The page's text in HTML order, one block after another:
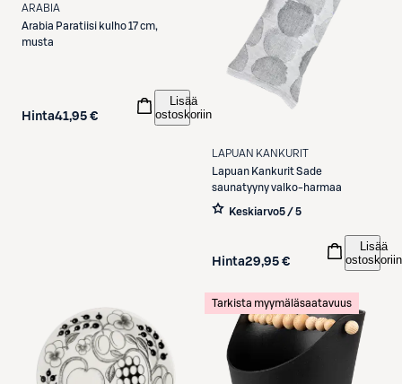
ARABIA
Arabia Paratiisi kulho 17 cm,
musta
Hinta41,95 €
Lisää
ostoskoriin
LAPUAN KANKURIT
Lapuan KankuritSade
saunatyyny valko-harmaa
Keskiarvo5 / 5
Hinta29,95 €
Lisää
ostoskoriin
Tarkista myymäläsaatavuus